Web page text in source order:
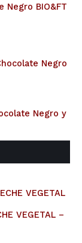
Negro BIO&FT
Negro y
VEGETAL –